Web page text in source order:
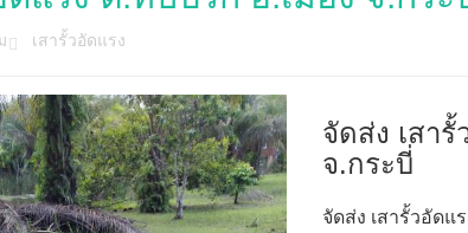
เสารั้วอัดแรง
จัดส่ง เสา
จ.กระบี่
จัดส่ง เสารั้วอัดแ